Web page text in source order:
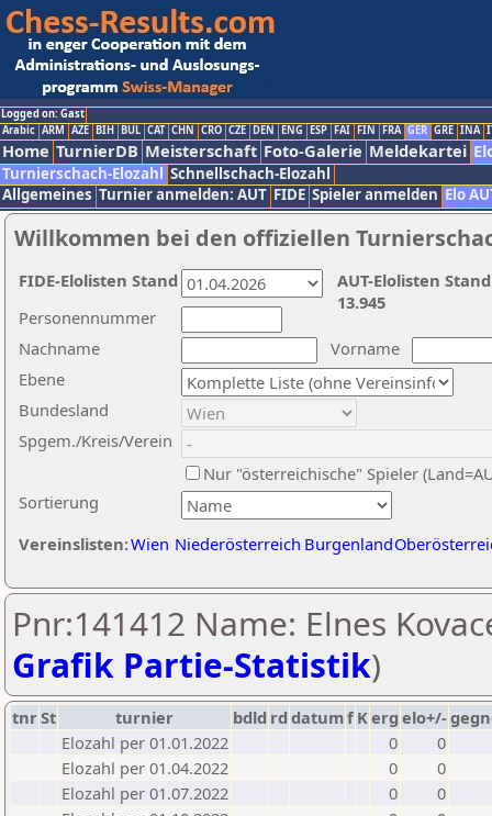
Logged on: Gast
Arabic ARM AZE BIH BUL CAT CHN CRO CZE DEN ENG ESP FAI FIN FRA GER GRE INA
Home TurnierDB Meisterschaft Foto-Galerie Meldekartei
Turnierschach-Elozahl Schnellschach-Elozahl
Allgemeines Turnier anmelden: AUT FIDE Spieler anmelden Elo
Willkommen bei den offiziellen
Nachname
Vorname
Ebene
Sortierung
Personennummer
Bundesland
Spgem./Kreis/Verein
Nur "österreichische" Spieler
Vereinslisten:Wien Niederösterreich Burgenland
AUT-Elolisten
13.945
FIDE-Elolisten Stand
Pnr:141412 Name: Elnes
Grafik Partie-Statistik)
tnrSt turnier bdld rd datumf Kerg elo+/-
Elozahl per 01.01.2022
0
0
Elozahl per 01.04.2022
0
0
Elozahl per 01.07.2022
0
0